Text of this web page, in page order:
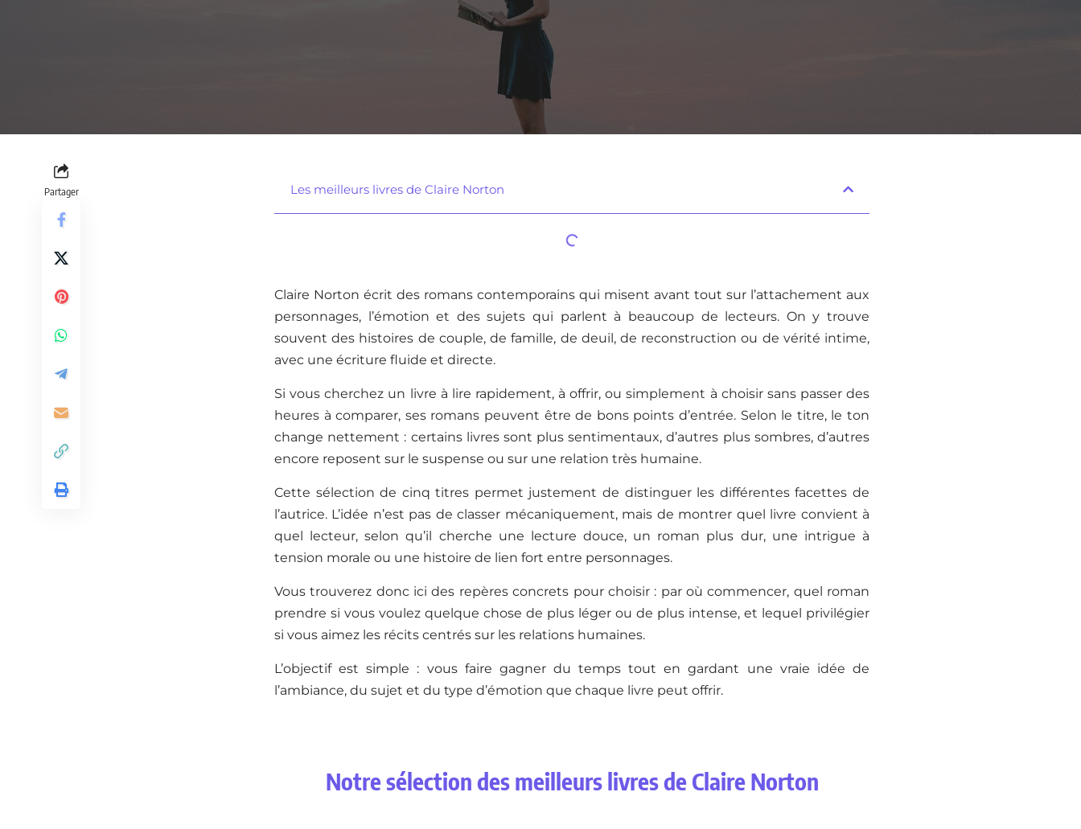
Partager Les meilleurs livres de Claire Norton
Claire Norton écrit des romans contemporains qui misent avant tout sur l’attachement aux
personnages, l’émotion et des sujets qui parlent à beaucoup de lecteurs. On y trouve
souvent des histoires de couple, de famille, de deuil, de reconstruction ou de vérité intime,
avec une écriture fluide et directe.
Si vous cherchez un livre à lire rapidement, à offrir, ou simplement à choisir sans passer des
heures à comparer, ses romans peuvent être de bons points d’entrée. Selon le titre, le ton
change nettement : certains livres sont plus sentimentaux, d’autres plus sombres, d’autres
encore reposent sur le suspense ou sur une relation très humaine.
Cette sélection de cinq titres permet justement de distinguer les différentes facettes de
l’autrice. L’idée n’est pas de classer mécaniquement, mais de montrer quel livre convient à
quel lecteur, selon qu’il cherche une lecture douce, un roman plus dur, une intrigue à
tension morale ou une histoire de lien fort entre personnages.
Vous trouverez donc ici des repères concrets pour choisir : par où commencer, quel roman
prendre si vous voulez quelque chose de plus léger ou de plus intense, et lequel privilégier
si vous aimez les récits centrés sur les relations humaines.
L’objectif est simple : vous faire gagner du temps tout en gardant une vraie idée de
l’ambiance, du sujet et du type d’émotion que chaque livre peut offrir.
Notre sélection des meilleurs livres de Claire Norton